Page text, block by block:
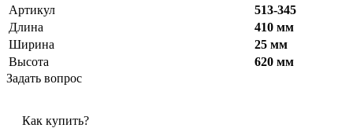
Артикул
513-345
Длина
410 мм
Ширина
25 мм
Высота
620 мм
Задать вопрос
Как купить?